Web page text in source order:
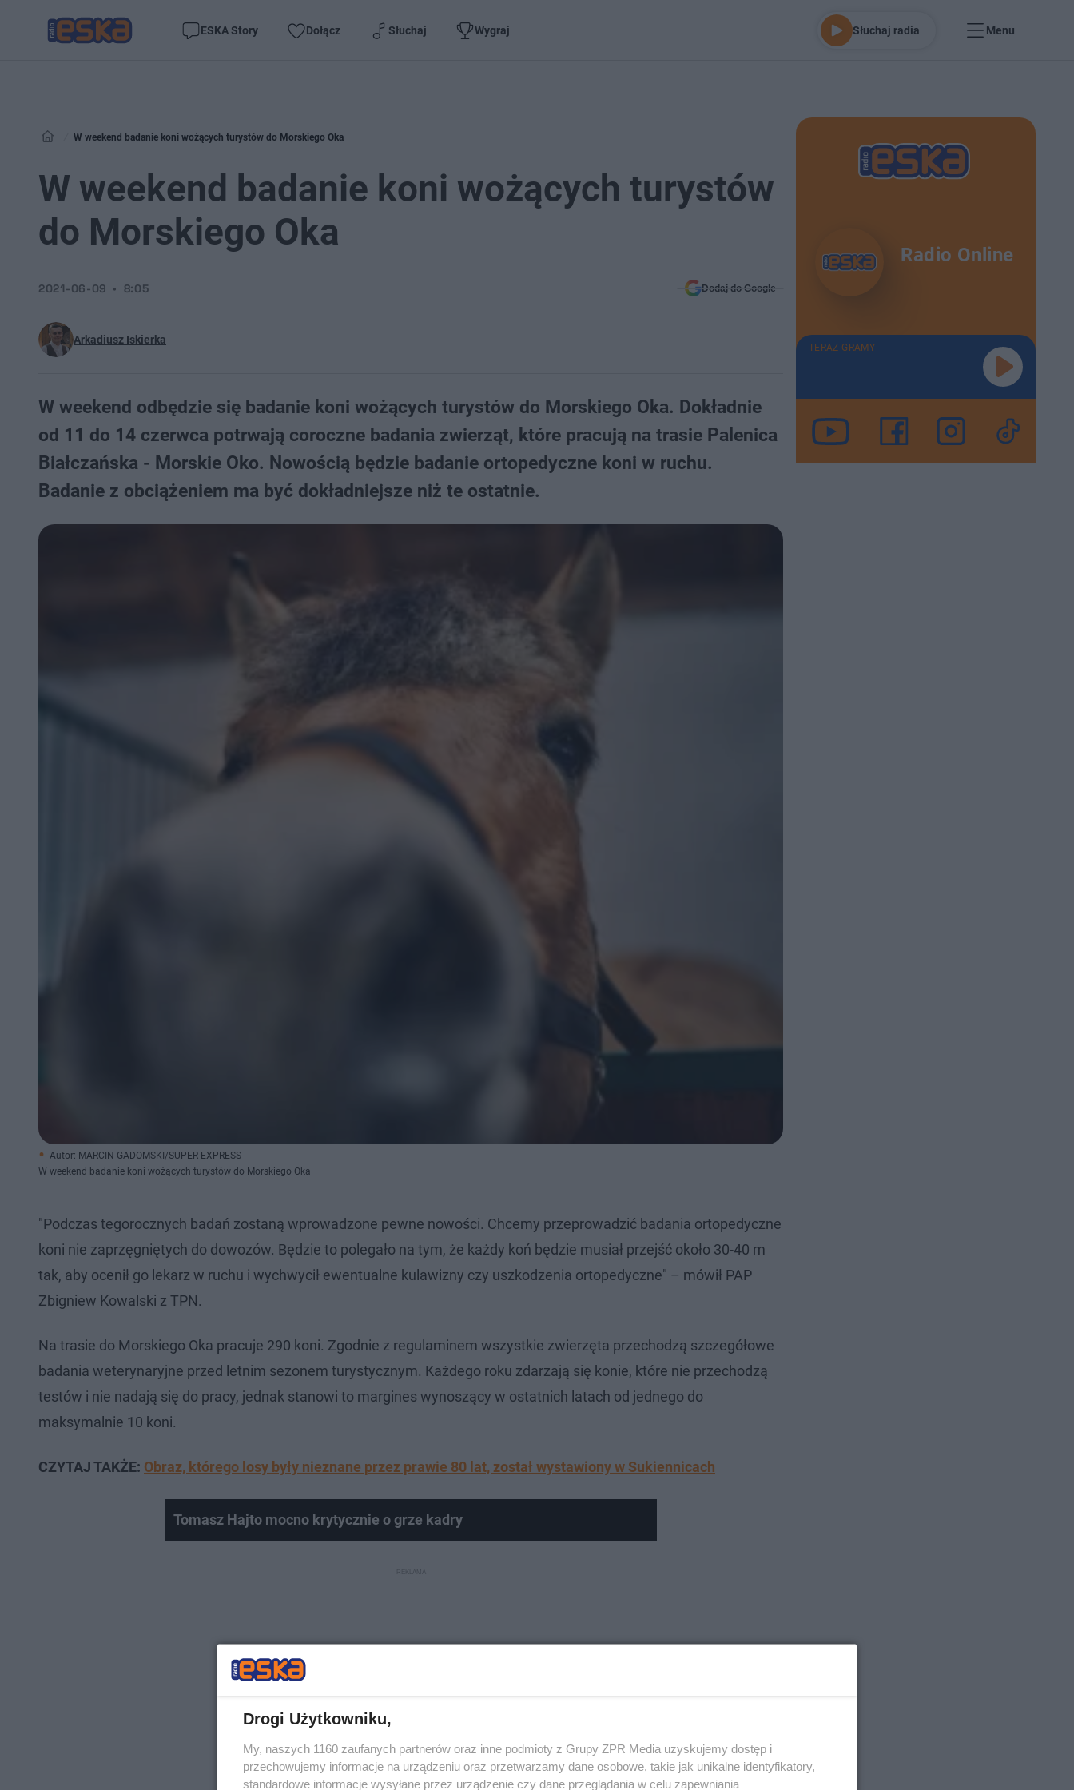
ESKA Story Dołącz Słuchaj Wygraj Słuchaj radia Menu
W weekend badanie koni wożących turystów do Morskiego Oka
W weekend badanie koni wożących turystów
do Morskiego Oka
Arkadiusz Iskierka
2021-06-09 8:05 Dodaj do Google
W weekend odbędzie się badanie koni wożących turystów do Morskiego Oka. Dokładnie
od 11 do 14 czerwca potrwają coroczne badania zwierząt, które pracują na trasie Palenica
Białczańska - Morskie Oko. Nowością będzie badanie ortopedyczne koni w ruchu.
Badanie z obciążeniem ma być dokładniejsze niż te ostatnie.
Autor: MARCIN GADOMSKI/SUPER EXPRESS
W weekend badanie koni wożących turystów do Morskiego Oka
"Podczas tegorocznych badań zostaną wprowadzone pewne nowości. Chcemy przeprowadzić badania ortopedyczne
koni nie zaprzęgniętych do dowozów. Będzie to polegało na tym, że każdy koń będzie musiał przejść około 30-40 m
tak, aby ocenił go lekarz w ruchu i wychwycił ewentualne kulawizny czy uszkodzenia ortopedyczne" – mówił PAP
Zbigniew Kowalski z TPN.
Na trasie do Morskiego Oka pracuje 290 koni. Zgodnie z regulaminem wszystkie zwierzęta przechodzą szczegółowe
badania weterynaryjne przed letnim sezonem turystycznym. Każdego roku zdarzają się konie, które nie przechodzą
testów i nie nadają się do pracy, jednak stanowi to margines wynoszący w ostatnich latach od jednego do
maksymalnie 10 koni.
CZYTAJ TAKŻE: Obraz, którego losy były nieznane przez prawie 80 lat, został wystawiony w Sukiennicach
Tomasz Hajto mocno krytycznie o grze kadry
Radio Online
TERAZ GRAMY
Drogi Użytkowniku,
My, naszych 1160 zaufanych partnerów oraz inne podmioty z Grupy ZPR Media uzyskujemy dostęp i
przechowujemy informacje na urządzeniu oraz przetwarzamy dane osobowe, takie jak unikalne identyfikatory,
standardowe informacje wysyłane przez urządzenie czy dane przeglądania w celu zapewniania